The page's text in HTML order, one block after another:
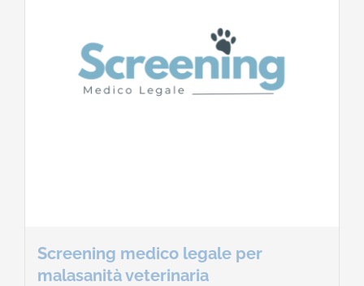
Screening medico legale per
malasanità veterinaria